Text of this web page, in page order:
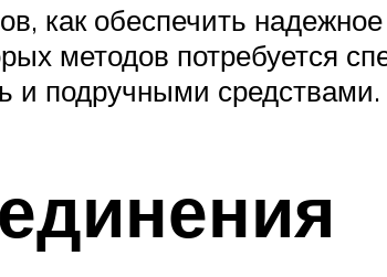
как обеспечить
методов потребуется
и подручными средствами.